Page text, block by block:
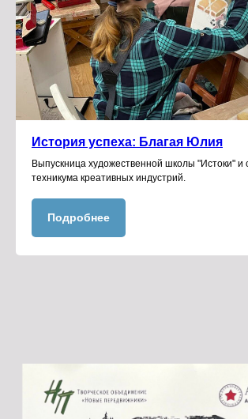
История успеха: Благая Юлия
Выпускница художественной школы "Истоки" и
техникума креативных индустрий.
Подробнее